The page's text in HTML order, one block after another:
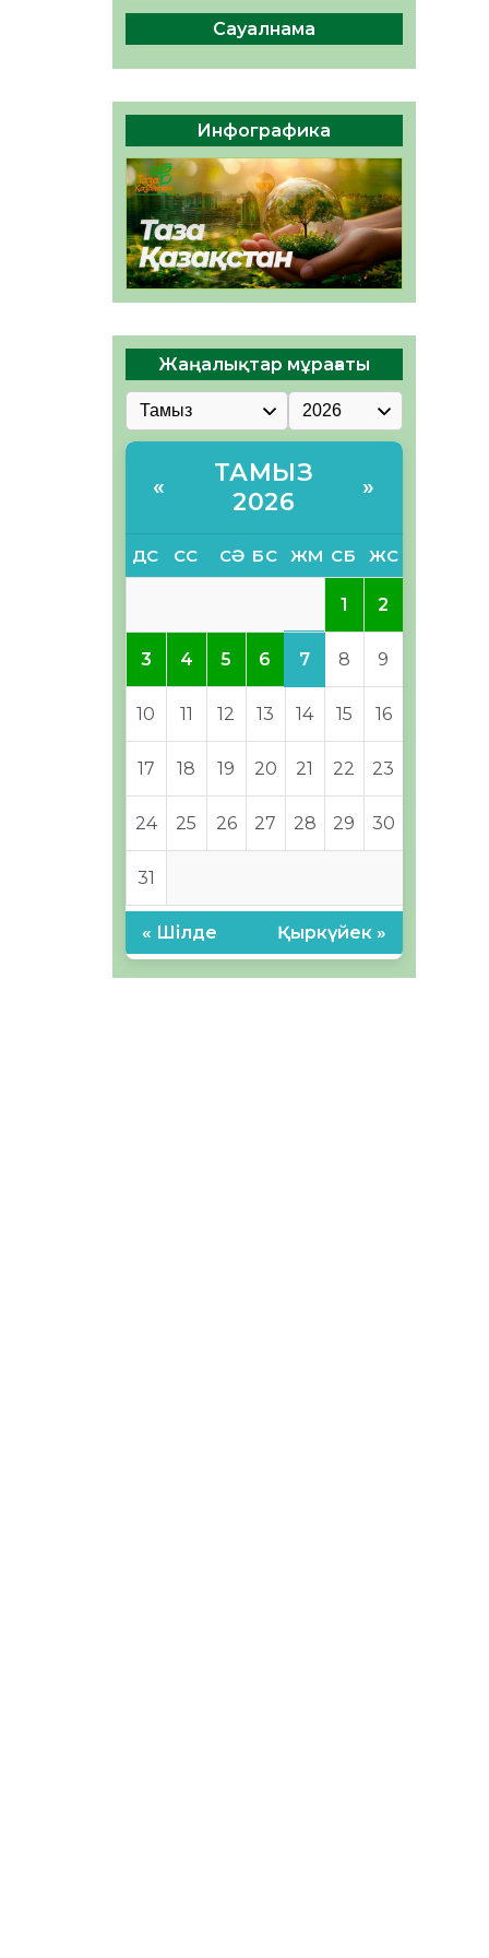
Руслан Рүстемұлы облыс
әкімінің кеңесшісі болып
тағайындалды
05.08.2026
36 0
Сауалнама
Инфографика
Жаңалықтар мұрағаты
«
ТАМЫЗ
2026
»
ДС СС СӘ БС ЖМ СБ ЖС
1 2
3 4 5 6 7 8 9
10 11 12 13 14 15 16
17 18 19 20 21 22 23
24 25 26 27 28 29 30
31
« Шілде Қыркүйек »